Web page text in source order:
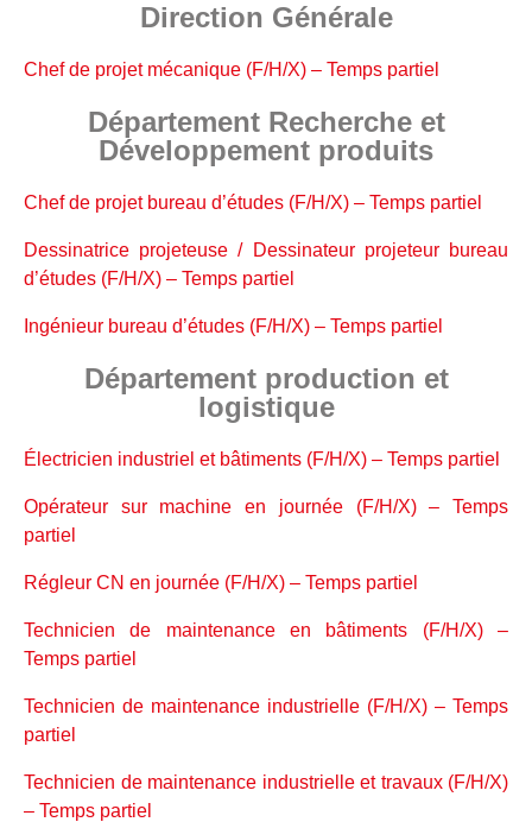
Direction Générale
Chef de projet mécanique (F/H/X) – Temps partiel
Département Recherche et
Développement produits
Chef de projet bureau d’études (F/H/X) – Temps partiel
Dessinatrice projeteuse / Dessinateur projeteur bureau
d’études (F/H/X) – Temps partiel
Ingénieur bureau d’études (F/H/X) – Temps partiel
Département production et
logistique
Électricien industriel et bâtiments (F/H/X) – Temps partiel
Opérateur sur machine en journée (F/H/X) – Temps
partiel
Régleur CN en journée (F/H/X) – Temps partiel
Technicien de maintenance en bâtiments (F/H/X) –
Temps partiel
Technicien de maintenance industrielle (F/H/X) – Temps
partiel
Technicien de maintenance industrielle et travaux (F/H/X)
– Temps partiel